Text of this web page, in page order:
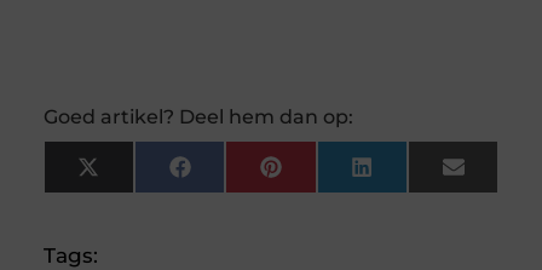
Goed artikel? Deel hem dan op:
X
(Twitter)
FacebookPinterestLinkedInEmail
Tags: